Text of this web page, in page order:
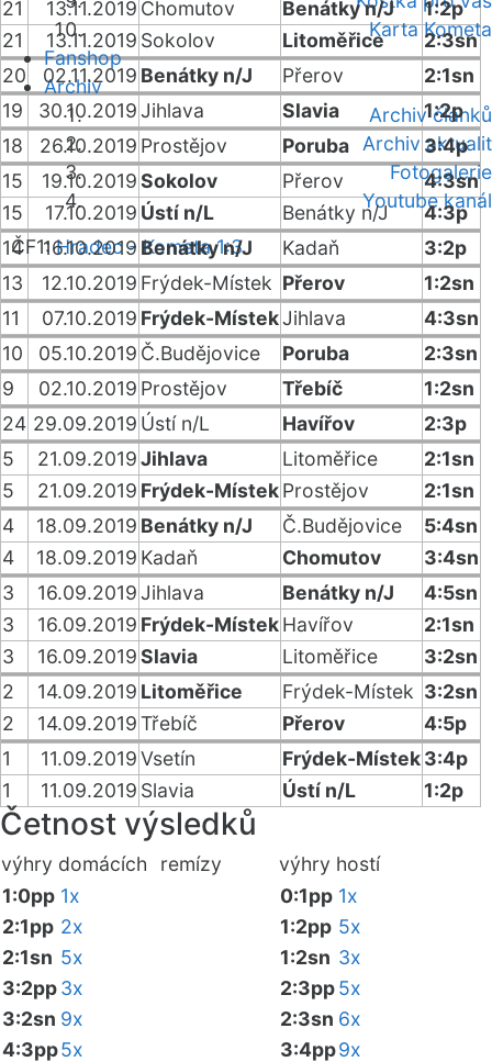
Karta Kometa
Fanshop
Archiv
Archiv článků
Archiv aktualit
Fotogalerie
Youtube kanál
ČF1:Hradec - Kometa 1:3
21 13.11.2019 Chomutov Benátky n/J
1:2p
21
13.11.2019 Sokolov Litoměřice
2:3sn
20
02.11.2019 Benátky n/J Přerov
2:1sn
19
30.10.2019Jihlava Slavia
1:2p
18
26.10.2019 Prostějov Poruba
3:4p
15
19.10.2019Sokolov Přerov
4:3sn
15
17.10.2019 Ústí n/L Benátky n/J
4:3p
14
16.10.2019 Benátky n/J Kadaň
3:2p
13
12.10.2019 Frýdek-Místek Přerov
1:2sn
11
07.10.2019 Frýdek-MístekJihlava
4:3sn
10
05.10.2019 Č.Budějovice Poruba
2:3sn
9
02.10.2019 Prostějov Třebíč
1:2sn
24 29.09.2019 Ústí n/L Havířov
2:3p
5
21.09.2019Jihlava Litoměřice
2:1sn
5
21.09.2019 Frýdek-MístekProstějov
2:1sn
4
18.09.2019 Benátky n/J Č.Budějovice
5:4sn
4
18.09.2019 Kadaň Chomutov
3:4sn
3
16.09.2019Jihlava Benátky n/J
4:5sn
3
16.09.2019 Frýdek-MístekHavířov
2:1sn
3
16.09.2019Slavia Litoměřice
3:2sn
2
14.09.2019 Litoměřice Frýdek-Místek 3:2sn
2
14.09.2019Třebíč Přerov
4:5p
1
11.09.2019Vsetín Frýdek-Místek3:4p
1
11.09.2019 Slavia Ústí n/L 1:2p
Četnost výsledků
výhry domácích remízy výhry hostí
1:0pp 1x
2:1pp 2x
2:1sn 5x
3:2pp3x
3:2sn 9x
4:3pp5x
0:1pp 1x
1:2pp 5x
1:2sn 3x
2:3pp5x
2:3sn 6x
3:4pp9x